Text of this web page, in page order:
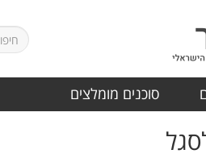
סוכנים מומלצים